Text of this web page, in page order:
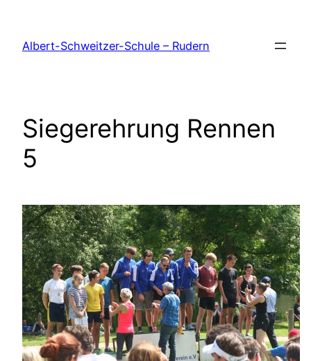
springen
Albert-Schweitzer-Schule – Rudern
Siegerehrung Rennen
5